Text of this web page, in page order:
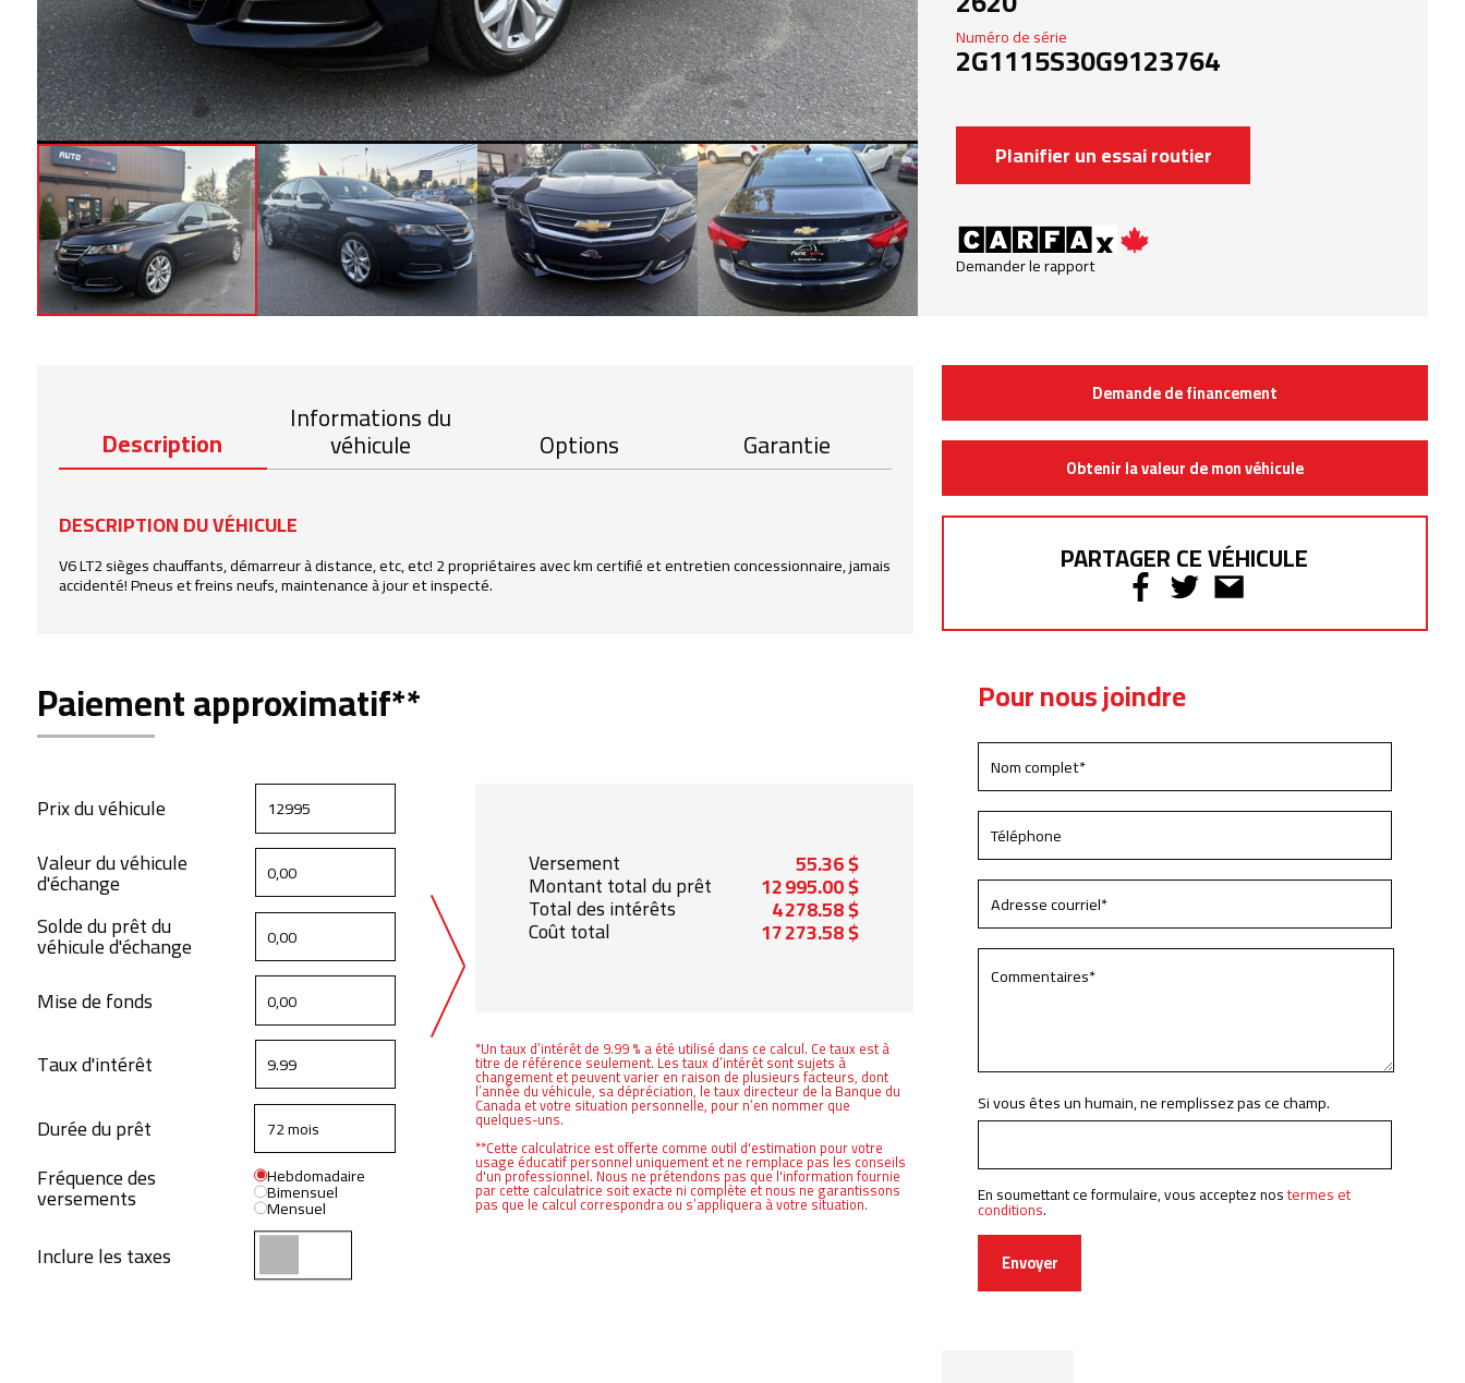
Numéro de série
2G1115S30G9123764
Planifier un essai routier
Demander le rapport
Description
Informations du
véhicule Options Garantie
DESCRIPTION DU VÉHICULE
V6 LT2 sièges chauffants, démarreur à distance, etc, etc! 2 propriétaires avec km certifié et entretien concessionnaire, jamais
accidenté! Pneus et freins neufs, maintenance à jour et inspecté.
Paiement approximatif**
Prix du véhicule
Valeur du véhicule
d'échange
Solde du prêt du
véhicule d'échange
Mise de fonds
Taux d'intérêt
Durée du prêt
Fréquence des
versements
Hebdomadaire
Bimensuel
Mensuel
Inclure les taxes
Versement 55.36 $
Montant total du prêt 12 995.00 $
Total des intérêts 4 278.58 $
Coût total 17 273.58 $
*Un taux d’intérêt de 9.99 % a été utilisé dans ce calcul. Ce taux est à
titre de référence seulement. Les taux d’intérêt sont sujets à
changement et peuvent varier en raison de plusieurs facteurs, dont
l’année du véhicule, sa dépréciation, le taux directeur de la Banque du
Canada et votre situation personnelle, pour n’en nommer que
quelques-uns.
**Cette calculatrice est offerte comme outil d'estimation pour votre
usage éducatif personnel uniquement et ne remplace pas les conseils
d'un professionnel. Nous ne prétendons pas que l'information fournie
par cette calculatrice soit exacte ni complète et nous ne garantissons
pas que le calcul correspondra ou s’appliquera à votre situation.
Demande de financement
Obtenir la valeur de mon véhicule
PARTAGER CE VÉHICULE
Pour nous joindre
Si vous êtes un humain, ne remplissez pas ce champ.
En soumettant ce formulaire, vous acceptez nostermes et
conditions.
Envoyer